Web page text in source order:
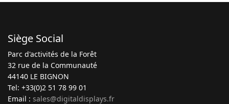
Siège Social
Parc d'activités de la Forêt
32 rue de la Communauté
44140 LE BIGNON
Tel: +33(0)2 51 78 99 01
Email : sales@digitaldisplays.fr